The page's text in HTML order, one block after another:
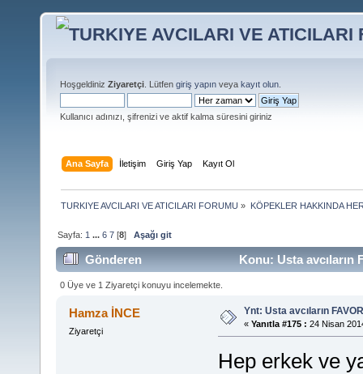
Hoşgeldiniz Ziyaretçi . Lütfen giriş yapın veya kayıt olun
Kullanıcı adınızı, şifrenizi ve aktif kalma süresini giriniz
Ana Sayfa İletişim Giriş Yap Kayıt Ol
TURKIYE AVCILARI VE ATICILARI FORUMU » KÖPEKLER HAKKINDA
Sayfa: 1 ...6 7 [8]Aşağı git
Gönderen Konu: Usta avcıların
0 Üye ve 1 Ziyaretçi konuyu incelemekte.
Hamza İNCE
Ziyaretçi
Ynt: Usta avcıların
« Yanıtla #175 : 24 Nisan
Hep erkek ve